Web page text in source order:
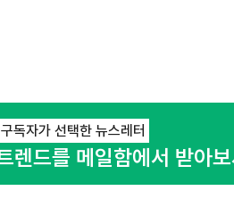
오픈애즈란 공지사
독자가 선택한 뉴스레터
렌드를 메일함에서 받아